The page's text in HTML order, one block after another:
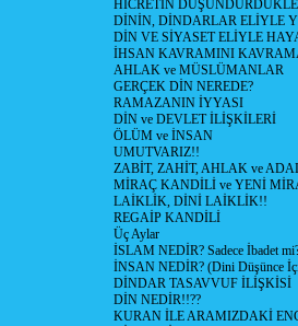
HİCRETİN
DİNİN, DİNDARLAR ELİYLE
DİN VE SİYASET ELİYLE
İHSAN KAVRAMINI
AHLAK ve MÜSLÜMANLAR
GERÇEK DİN NEREDE?
RAMAZANIN İYYASI
DİN ve DEVLET İLİŞKİLERİ
ÖLÜM ve İNSAN
UMUTVARIZ!!
ZABİT, ZAHİT, AHLAK ve
MİRAÇ KANDİLİ ve YENİ
LAİKLİK, DİNİ LAİKLİK!!
REGAİP KANDİLİ
Üç Aylar
İSLAM NEDİR? Sadece İbadet
İNSAN NEDİR? (Dini Düşünce
DİNDAR TASAVVUF İLİŞKİSİ
DİN NEDİR!!??
KURAN İLE ARAMIZDAKİ